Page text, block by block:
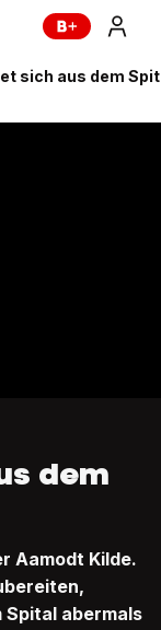
sich aus dem
dem
Aamodt Kilde.
abermals